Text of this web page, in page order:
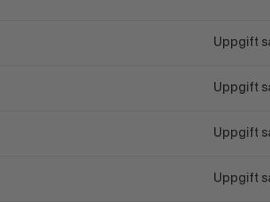
Uppgift
Uppgift
Uppgift
Uppgift